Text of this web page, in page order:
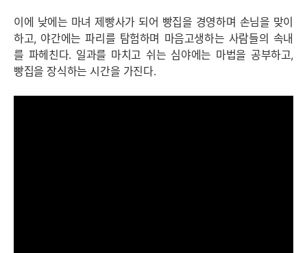
이에 낮에는 마녀 제빵사가 되어 빵집을 경영하며 손님을 맞이
하고, 야간에는 파리를 탐험하며 마음고생하는 사람들의 속내
를 파헤친다. 일과를 마치고 쉬는 심야에는 마법을 공부하고,
빵집을 장식하는 시간을 가진다.